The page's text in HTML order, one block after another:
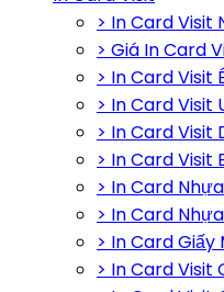
> In Card Visit
> Giá In Card
> In Card Visit
> In Card Visit
> In Card Visit
> In Card Visit
> In Card
> In Card
> In Card Giấy
> In Card Visit